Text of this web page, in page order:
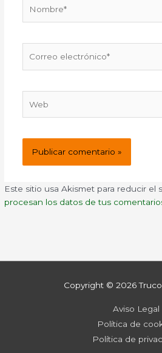
electrónico*
Este sitio usa Akismet para reducir el
procesan los datos de tus
Copyright © 2026
Aviso Legal
Política de
Política de